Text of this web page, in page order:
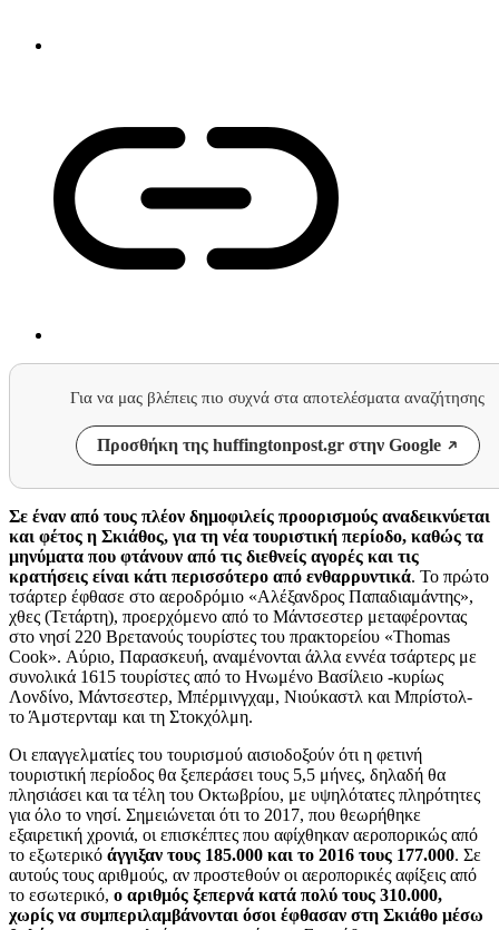
Για να μας βλέπεις πιο συχνά στα αποτελέσματα αναζήτησης
Προσθήκη της huffingtonpost.gr στην Google
Σε έναν από τους πλέον δημοφιλείς προορισμούς αναδεικνύεται
και φέτος η Σκιάθος, για τη νέα τουριστική περίοδο, καθώς τα
μηνύματα που φτάνουν από τις διεθνείς αγορές και τις
κρατήσεις είναι κάτι περισσότερο από ενθαρρυντικά. Το πρώτο
τσάρτερ έφθασε στο αεροδρόμιο «Αλέξανδρος Παπαδιαμάντης»,
χθες (Τετάρτη), προερχόμενο από το Μάντσεστερ μεταφέροντας
στο νησί 220 Βρετανούς τουρίστες του πρακτορείου «Thomas
Cook». Αύριο, Παρασκευή, αναμένονται άλλα εννέα τσάρτερς με
συνολικά 1615 τουρίστες από το Ηνωμένο Βασίλειο -κυρίως
Λονδίνο, Μάντσεστερ, Μπέρμινγχαμ, Νιούκαστλ και Μπρίστολ-
το Άμστερνταμ και τη Στοκχόλμη.
Οι επαγγελματίες του τουρισμού αισιοδοξούν ότι η φετινή
τουριστική περίοδος θα ξεπεράσει τους 5,5 μήνες, δηλαδή θα
πλησιάσει και τα τέλη του Οκτωβρίου, με υψηλότατες πληρότητες
για όλο το νησί. Σημειώνεται ότι το 2017, που θεωρήθηκε
εξαιρετική χρονιά, οι επισκέπτες που αφίχθηκαν αεροπορικώς από
το εξωτερικό άγγιξαν τους 185.000 και το 2016 τους 177.000. Σε
αυτούς τους αριθμούς, αν προστεθούν οι αεροπορικές αφίξεις από
το εσωτερικό, ο αριθμός ξεπερνά κατά πολύ τους 310.000,
χωρίς να συμπεριλαμβάνονται όσοι έφθασαν στη Σκιάθο μέσω